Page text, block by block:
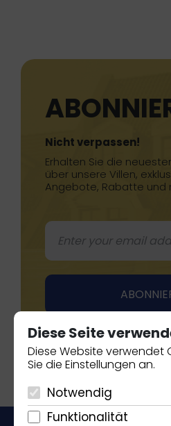
Diese Seite
Diese Website verwendet
Sie die Einstellungen an.
Notwendig
Funktionalität
Nicht verpassen!
Erhalten Sie die
über unsere Villen,
Angebote, Rabatte und